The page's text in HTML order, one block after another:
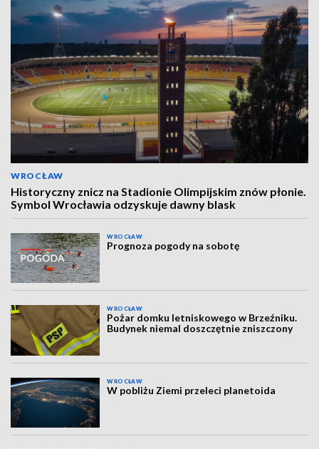
WROCŁAW
Historyczny znicz na Stadionie Olimpijskim znów płonie.
Symbol Wrocławia odzyskuje dawny blask
WROCŁAW
Prognoza pogody na sobotę
WROCŁAW
Pożar domku letniskowego w Brzeźniku.
Budynek niemal doszczętnie zniszczony
WROCŁAW
W pobliżu Ziemi przeleci planetoida